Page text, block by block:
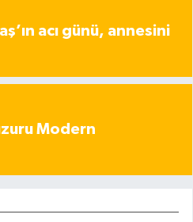
acı günü, annesini
Modern